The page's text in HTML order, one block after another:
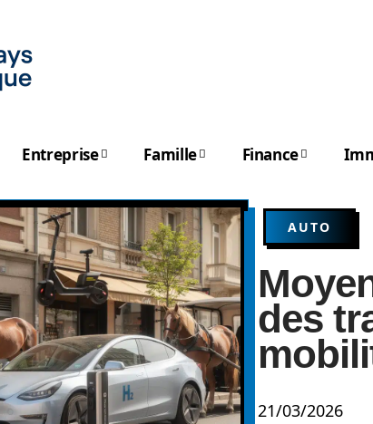
Entreprise Famille Finance
AUTO
des
21/03/2026